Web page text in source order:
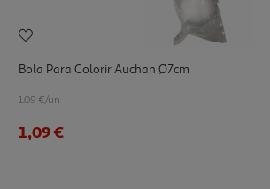
Bola Para Colorir Auchan Ø7cm
1.09 €/un
1,09 €